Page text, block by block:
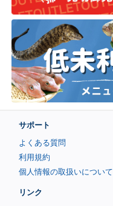
サポート
よくある質問
利用規約
個人情報の取扱いについて
リンク